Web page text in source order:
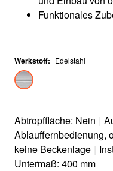
Funktionales
Werkstoff: Edelstahl
Abtropffläche: Nein |
Ablauffernbedienung,
keine Beckenlage |
Untermaß: 400 mm